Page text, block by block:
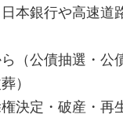
本銀行や高速道
（公債抽選・公
）
決定・破産・再